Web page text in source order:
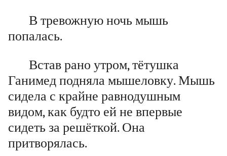
В тревожную ночь мышь
попалась.
Встав рано утром, тётушка
Ганимед подняла мышеловку. Мышь
сидела с крайне равнодушным
видом, как будто ей не впервые
сидеть за решёткой. Она
притворялась.